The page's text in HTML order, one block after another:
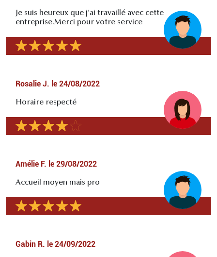
Je suis heureux que j'ai travaillé avec cette
entreprise.Merci pour votre service
Rosalie J. le 24/08/2022
Horaire respecté
Amélie F. le 29/08/2022
Accueil moyen mais pro
Gabin R. le 24/09/2022